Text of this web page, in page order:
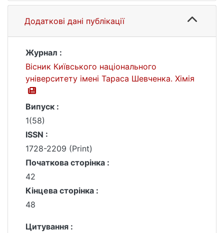
Додаткові дані публікації
Журнал :
Вісник Київського національного
університету імені Тараса Шевченка. Хімія
Випуск :
1(58)
ISSN :
1728-2209 (Print)
Початкова сторінка :
42
Кінцева сторінка :
48
Цитування :